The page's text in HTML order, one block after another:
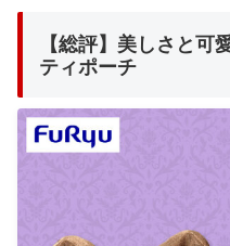
【総評】美しさと可
ティポーチ